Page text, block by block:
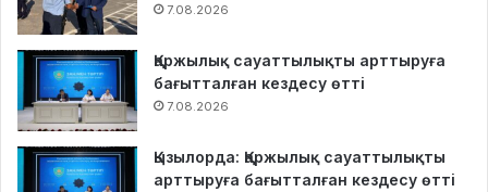
7.08.2026
Қаржылық сауаттылықты арттыруға
бағытталған кездесу өтті
7.08.2026
Қызылорда: Қаржылық сауаттылықты
арттыруға бағытталған кездесу өтті